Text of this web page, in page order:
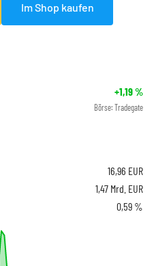
Im Shop kaufen
+1,19%
Börse: Tradegate
16,96 EUR
1,47 Mrd. EUR
0,59 %